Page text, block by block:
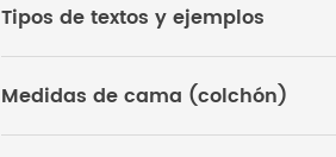
Tipos de textos y ejemplos
Medidas de cama (colchón)